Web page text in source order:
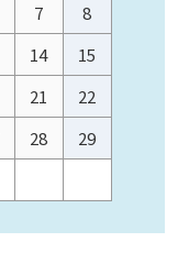
7
8
14
15
21
22
28
29